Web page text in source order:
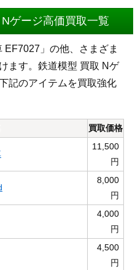
ゲージ高価買取一覧
EF7027」の他、さまざま
ます。鉄道模型 買取 Nゲ
記のアイテムを買取強化
買取価格
11,500
円
8,000
円
4,000
円
4,500
円